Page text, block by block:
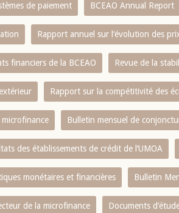
de paiement BCEAO Annual Report
Rapport annuel sur l‘évolution des
financiers de la BCEAO Revue de la
Rapport sur la compétitivité des
Bulletin mensuel de
des établissements de crédit de l‘UMOA
monétaires et financières Bulletin
de la microfinance Documents